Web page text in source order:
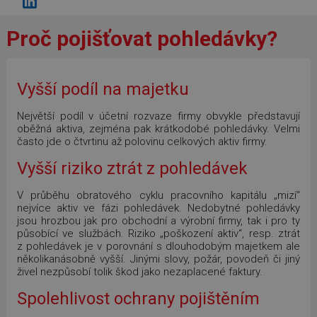
Proč pojišťovat pohledávky?
Vyšší podíl na majetku
Největší podíl v účetní rozvaze firmy obvykle představují
oběžná aktiva, zejména pak krátkodobé pohledávky. Velmi
často jde o čtvrtinu až polovinu celkových aktiv firmy.
Vyšší riziko ztrát z pohledávek
V průběhu obratového cyklu pracovního kapitálu „mizí“
nejvíce aktiv ve fázi pohledávek. Nedobytné pohledávky
jsou hrozbou jak pro obchodní a výrobní firmy, tak i pro ty
působící ve službách. Riziko „poškození aktiv“, resp. ztrát
z pohledávek je v porovnání s dlouhodobým majetkem ale
několikanásobně vyšší. Jinými slovy, požár, povodeň či jiný
živel nezpůsobí tolik škod jako nezaplacené faktury.
Spolehlivost ochrany pojištěním